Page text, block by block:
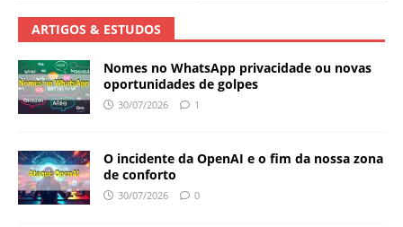
ARTIGOS & ESTUDOS
Nomes no WhatsApp privacidade ou novas
oportunidades de golpes
30/07/2026 1
O incidente da OpenAI e o fim da nossa zona
de conforto
30/07/2026 0